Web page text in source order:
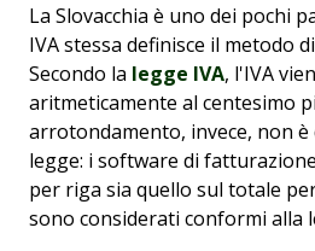
La Slovacchia è uno dei pochi
IVA stessa definisce il metodo
Secondo la legge IVA, l'IVA
aritmeticamente al centesimo
arrotondamento, invece, non è
legge: i software di
per riga sia quello sul totale
sono considerati conformi alla